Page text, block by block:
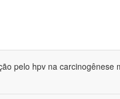
pelo hpv na carcinogênese